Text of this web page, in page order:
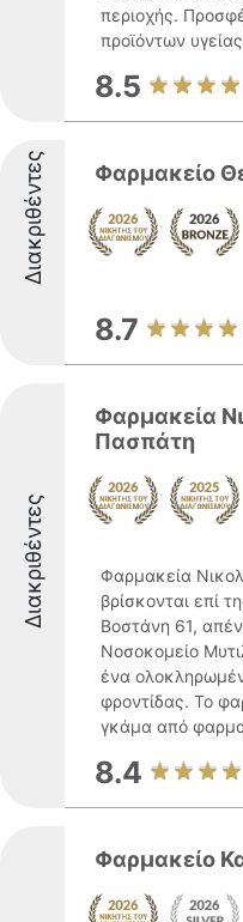
περιοχής.
προϊόντων
8.5
Διακριθέντες Φαρμακείο
8.7
Διακριθέντες
Φαρμακεία
Πασπάτη
Φαρμακεία
βρίσκονται επί
Βοστάνη 61,
Νοσοκομείο
ένα
φροντίδας. Το
γκάμα από
8.4
Φαρμακείο